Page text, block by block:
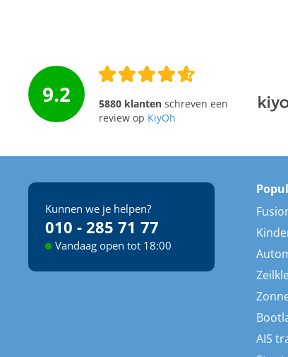
9.2 5880 klantenschreven een
review op KiyOh
Kunnen we je helpen?
010 - 285 71 77
Vandaag open tot 18:00
AIS